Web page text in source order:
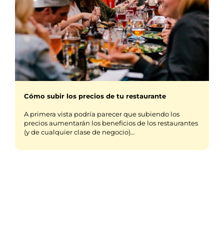
Cómo subir los precios de tu restaurante
A primera vista podría parecer que subiendo los
precios aumentarán los beneficios de los restaurantes
(y de cualquier clase de negocio)…